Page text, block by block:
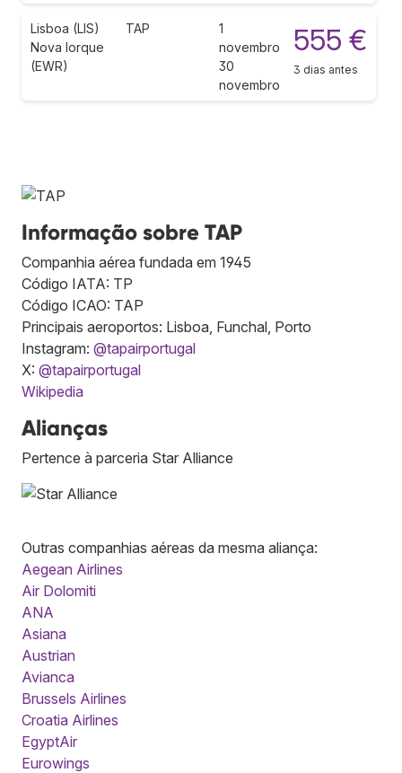
Lisboa (LIS)
Nova Iorque
(EWR)
TAP
1
novembro
30
novembro
555 €
3 dias antes
Informação sobre TAP
Companhia aérea fundada em 1945
Código IATA: TP
Código ICAO: TAP
Principais aeroportos: Lisboa, Funchal, Porto
Instagram: @tapairportugal
X: @tapairportugal
Wikipedia
Alianças
Pertence à parceria Star Alliance
Outras companhias aéreas da mesma aliança:
Aegean Airlines
Air Dolomiti
ANA
Asiana
Austrian
Avianca
Brussels Airlines
Croatia Airlines
EgyptAir
Eurowings